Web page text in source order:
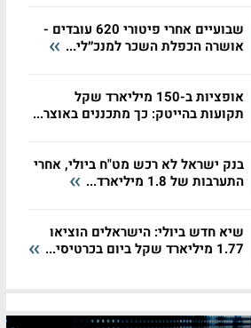
שבועיים אחרי פיטורי 620 עובדים -
אושרה הכפלת השכר למנכ״לי...
אופציות ב-150 מיליארד שקל
תקועות בהייטק: כך מתכננים באוצר...
בנק ישראל לא רכש מט"ח ביולי, אחרי
התערבות של 1.8 מיליארד...
שיא חדש ביולי: הישראלים הוציאו
1.77 מיליארד שקל ביום בכרטיסי...